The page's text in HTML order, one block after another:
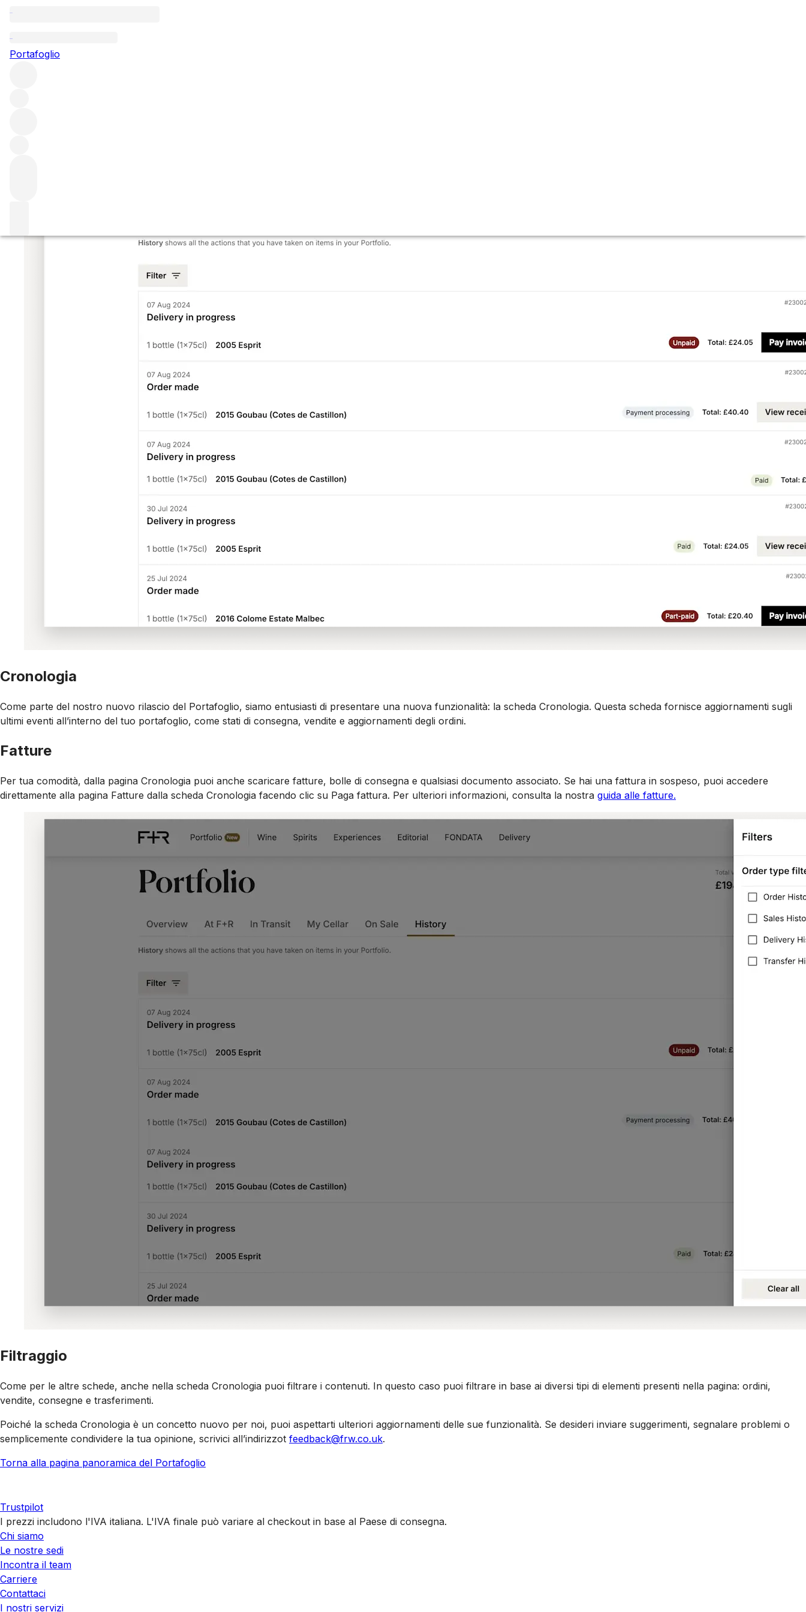
Portafoglio
Ricevi gli ultimi aggiornamenti
Cronologia
Come parte del nostro nuovo rilascio del Portafoglio, siamo entusiasti di presentare una nuova funzionalità: la scheda Cronologia. Questa scheda fornisce aggiornamenti sugli
ultimi eventi all’interno del tuo portafoglio, come stati di consegna, vendite e aggiornamenti degli ordini.
Fatture
Per tua comodità, dalla pagina Cronologia puoi anche scaricare fatture, bolle di consegna e qualsiasi documento associato. Se hai una fattura in sospeso, puoi accedere
direttamente alla pagina Fatture dalla scheda Cronologia facendo clic su Paga fattura. Per ulteriori informazioni, consulta la nostra guida alle fatture.
Filtraggio
Come per le altre schede, anche nella scheda Cronologia puoi filtrare i contenuti. In questo caso puoi filtrare in base ai diversi tipi di elementi presenti nella pagina: ordini,
vendite, consegne e trasferimenti.
Poiché la scheda Cronologia è un concetto nuovo per noi, puoi aspettarti ulteriori aggiornamenti delle sue funzionalità. Se desideri inviare suggerimenti, segnalare problemi o
semplicemente condividere la tua opinione, scrivici all’indirizzot feedback@frw.co.uk.
Torna alla pagina panoramica del Portafoglio
Trustpilot
I prezzi includono l'IVA italiana. L'IVA finale può variare al checkout in base al Paese di consegna.
Chi siamo
Le nostre sedi
Incontra il team
Carriere
Contattaci
I nostri servizi